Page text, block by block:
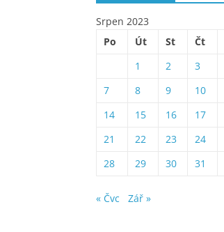
Srpen 2023
Po
Út St Čt
1
2 3
7
8 9 10
14
15 16 17
21
22 23 24
28
29 30 31
« Čvc Zář »